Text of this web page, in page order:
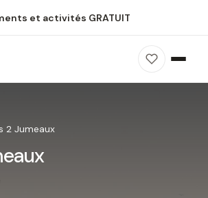
et activités GRATUIT
dans Kraaby.
2 Jumeaux